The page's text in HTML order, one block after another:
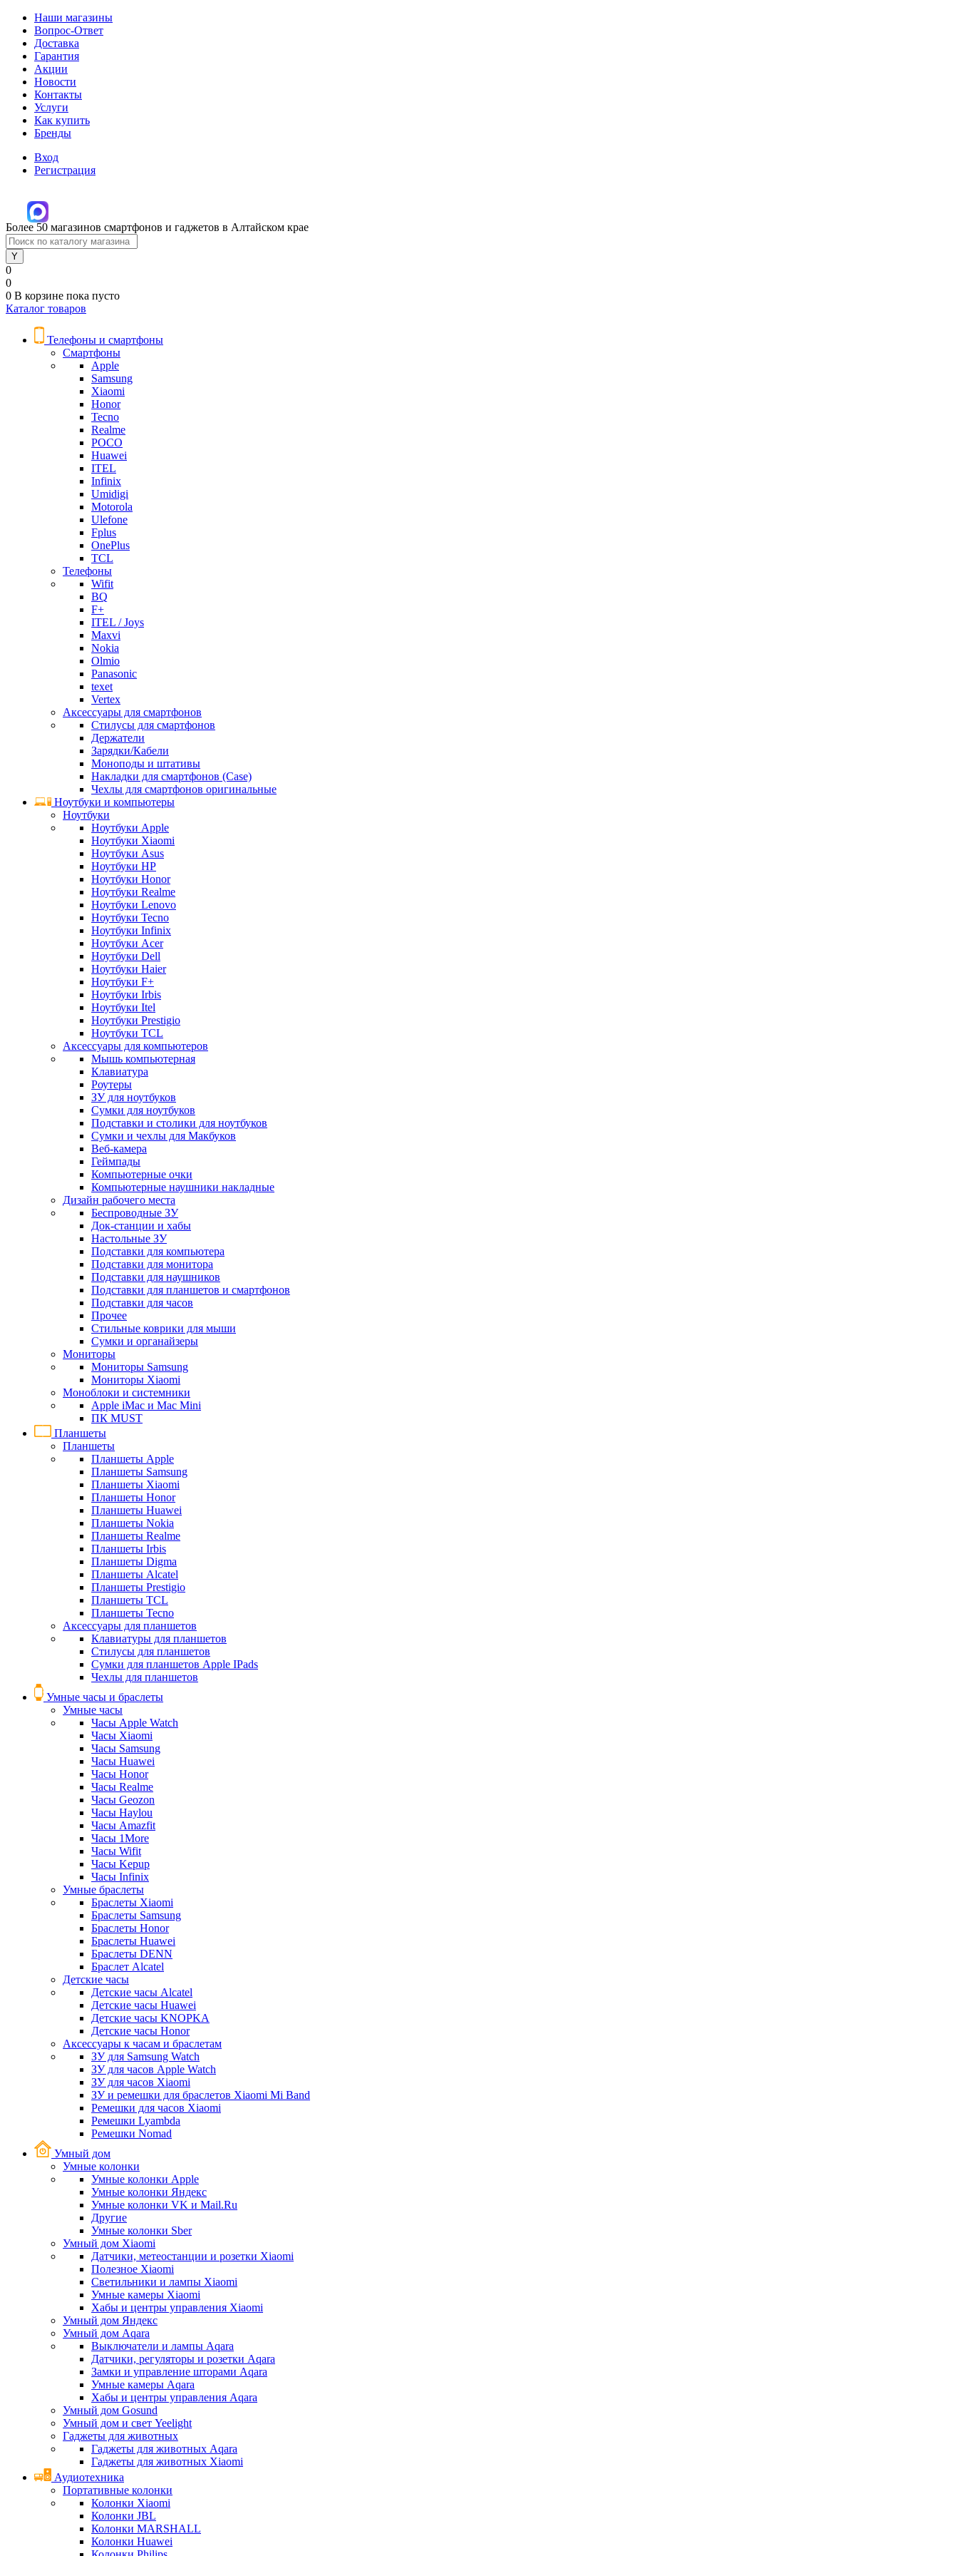
Наши магазины
Вопрос-Ответ
Доставка
Гарантия
Акции
Новости
Контакты
Услуги
Как купить
Бренды
Вход
Регистрация
Более 50 магазинов смартфонов и гаджетов в Алтайском крае
0
0
0 В корзине пока пусто
Каталог товаров
Телефоны и смартфоны
Смартфоны
Apple
Samsung
Xiaomi
Honor
Tecno
Realme
POCO
Huawei
ITEL
Infinix
Umidigi
Motorola
Ulefone
Fplus
OnePlus
TCL
Телефоны
Wifit
BQ
F+
ITEL / Joys
Maxvi
Nokia
Olmio
Panasonic
texet
Vertex
Аксессуары для смартфонов
Стилусы для смартфонов
Держатели
Зарядки/Кабели
Моноподы и штативы
Накладки для смартфонов (Case)
Чехлы для смартфонов оригинальные
Ноутбуки и компьютеры
Ноутбуки
Ноутбуки Apple
Ноутбуки Xiaomi
Ноутбуки Asus
Ноутбуки HP
Ноутбуки Honor
Ноутбуки Realme
Ноутбуки Lenovo
Ноутбуки Tecno
Ноутбуки Infinix
Ноутбуки Acer
Ноутбуки Dell
Ноутбуки Haier
Ноутбуки F+
Ноутбуки Irbis
Ноутбуки Itel
Ноутбуки Prestigio
Ноутбуки TCL
Аксессуары для компьютеров
Мышь компьютерная
Клавиатура
Роутеры
ЗУ для ноутбуков
Сумки для ноутбуков
Подставки и столики для ноутбуков
Сумки и чехлы для Макбуков
Веб-камера
Геймпады
Компьютерные очки
Компьютерные наушники накладные
Дизайн рабочего места
Беспроводные ЗУ
Док-станции и хабы
Настольные ЗУ
Подставки для компьютера
Подставки для монитора
Подставки для наушников
Подставки для планшетов и смартфонов
Подставки для часов
Прочее
Стильные коврики для мыши
Сумки и органайзеры
Мониторы
Мониторы Samsung
Мониторы Xiaomi
Моноблоки и системники
Apple iMac и Mac Mini
ПК MUST
Планшеты
Планшеты
Планшеты Apple
Планшеты Samsung
Планшеты Xiaomi
Планшеты Honor
Планшеты Huawei
Планшеты Nokia
Планшеты Realme
Планшеты Irbis
Планшеты Digma
Планшеты Alcatel
Планшеты Prestigio
Планшеты TCL
Планшеты Tecno
Аксессуары для планшетов
Клавиатуры для планшетов
Стилусы для планшетов
Сумки для планшетов Apple IPads
Чехлы для планшетов
Умные часы и браслеты
Умные часы
Часы Apple Watch
Часы Xiaomi
Часы Samsung
Часы Huawei
Часы Honor
Часы Realme
Часы Geozon
Часы Haylou
Часы Amazfit
Часы 1More
Часы Wifit
Часы Kepup
Часы Infinix
Умные браслеты
Браслеты Xiaomi
Браслеты Samsung
Браслеты Honor
Браслеты Huawei
Браслеты DENN
Браслет Alcatel
Детские часы
Детские часы Alcatel
Детские часы Huawei
Детские часы KNOPKA
Детские часы Honor
Аксессуары к часам и браслетам
ЗУ для Samsung Watch
ЗУ для часов Apple Watch
ЗУ для часов Xiaomi
ЗУ и ремешки для браслетов Xiaomi Mi Band
Ремешки для часов Xiaomi
Ремешки Lyambda
Ремешки Nomad
Умный дом
Умные колонки
Умные колонки Apple
Умные колонки Яндекс
Умные колонки VK и Mail.Ru
Другие
Умные колонки Sber
Умный дом Xiaomi
Датчики, метеостанции и розетки Xiaomi
Полезное Xiaomi
Светильники и лампы Xiaomi
Умные камеры Xiaomi
Хабы и центры управления Xiaomi
Умный дом Яндекс
Умный дом Aqara
Выключатели и лампы Aqara
Датчики, регуляторы и розетки Aqara
Замки и управление шторами Aqara
Умные камеры Aqara
Хабы и центры управления Aqara
Умный дом Gosund
Умный дом и свет Yeelight
Гаджеты для животных
Гаджеты для животных Aqara
Гаджеты для животных Xiaomi
Аудиотехника
Портативные колонки
Колонки Xiaomi
Колонки JBL
Колонки MARSHALL
Колонки Huawei